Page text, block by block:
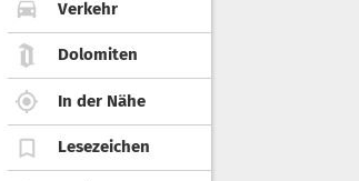
Verkehr
Dolomiten
In der Nähe
Lesezeichen